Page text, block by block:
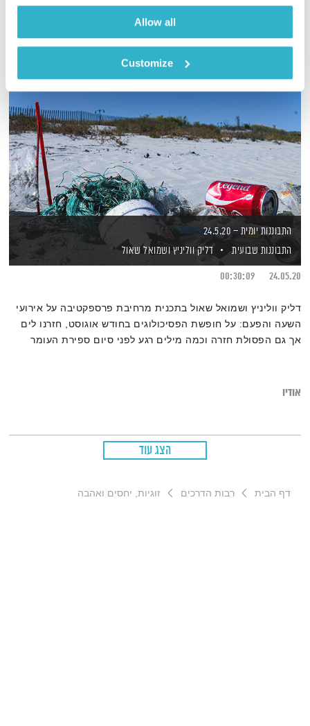
Allow all
Customize
התבוננות יומית – 24.5.20
התבוננות שבועית
דליק ווליניץושמואל שאול
24.05.20
00:30:09
דליק ווליניץ ושמואל שאול בתכנית מרחיבת פרספקטיבה על אירועי
השעה והפעם: על חופשת הפסיכולוגים בחודש אוגוסט, חזרנו לים
אך גם הפסולת חזרה וכמה מילים רגע לפני סיום ספירת העומר
אודיו
הצג עוד
דף הבית רבות הדרכים זוגיות, יחסים ואהבה